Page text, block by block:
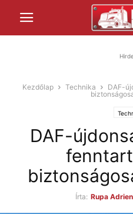
Kezdőlap Technika
DAF-
DAF-
Írta: Rupa